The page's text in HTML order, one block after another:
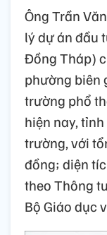
Ông Trần
lý dự án đầu
Đồng Tháp)
phường biên
trường phổ
hiện nay,
trường, với
đồng; diện
theo Thông
Bộ Giáo dục